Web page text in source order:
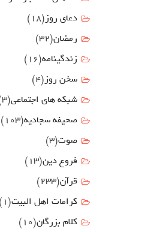
دعای روز(18)
رمضان(32)
زندگینامه(16)
سخن روز(4)
شبکه های اجتماعی(3)
صحیفه سجادیه(103)
صوت(3)
فروع دين(13)
قرآن(233)
كرامات اهل البيت(1)
کلام بزرگان(10)